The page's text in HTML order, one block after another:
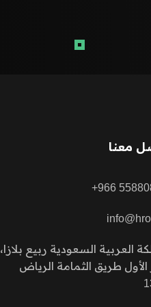
معنا
+966
العربية السعودية ربيع بلازا،
الأول طريق الثمامة الرياض